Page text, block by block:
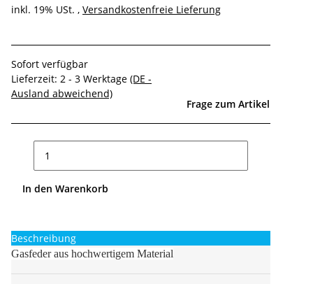
inkl. 19% USt. , Versandkostenfreie Lieferung
Sofort verfügbar
Lieferzeit: 2 - 3 Werktage (DE -
Ausland abweichend)
Frage zum Artikel
In den Warenkorb
Beschreibung
Gasfeder aus hochwertigem Material